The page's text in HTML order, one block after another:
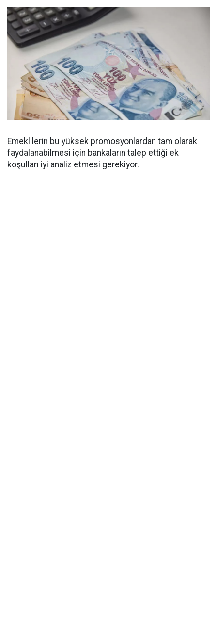
Emeklilerin bu yüksek promosyonlardan tam olarak
faydalanabilmesi için bankaların talep ettiği ek
koşulları iyi analiz etmesi gerekiyor.